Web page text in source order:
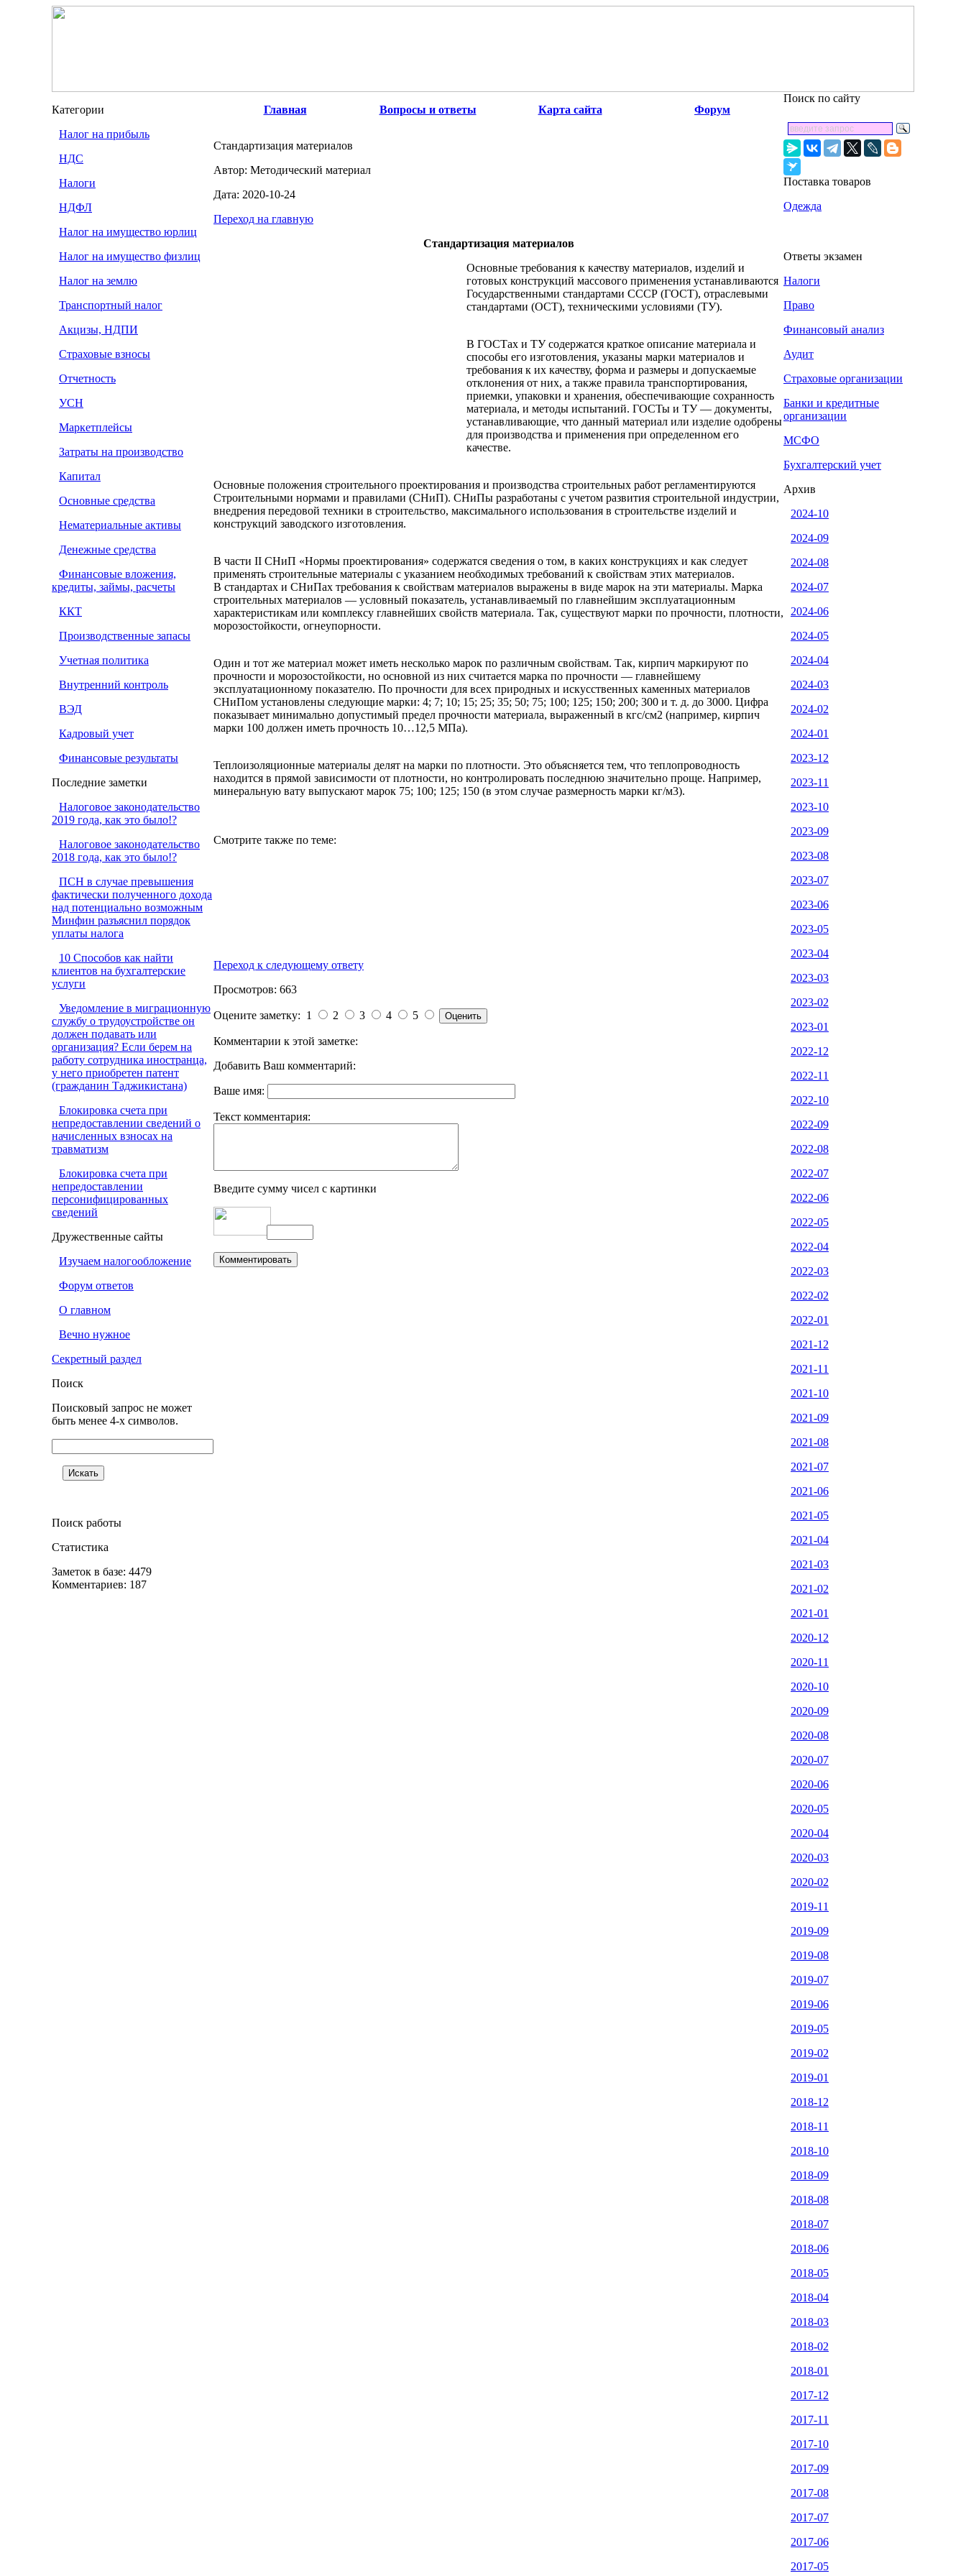
Категории
Налог на прибыль
НДС
Налоги
НДФЛ
Налог на имущество юрлиц
Налог на имущество физлиц
Налог на землю
Транспортный налог
Акцизы, НДПИ
Страховые взносы
Отчетность
УСН
Маркетплейсы
Затраты на производство
Капитал
Основные средства
Нематериальные активы
Денежные средства
Финансовые вложения,
кредиты, займы, расчеты
ККТ
Производственные запасы
Учетная политика
Внутренний контроль
ВЭД
Кадровый учет
Финансовые результаты
Последние заметки
Налоговое законодательство
2019 года, как это было!?
Налоговое законодательство
2018 года, как это было!?
ПСН в случае превышения
фактически полученного дохода
над потенциально возможным
Минфин разъяснил порядок
уплаты налога
10 Способов как найти
клиентов на бухгалтерские
услуги
Уведомление в миграционную
службу о трудоустройстве он
должен подавать или
организация? Если берем на
работу сотрудника иностранца,
у него приобретен патент
(гражданин Таджикистана)
Блокировка счета при
непредоставлении сведений о
начисленных взносах на
травматизм
Блокировка счета при
непредоставлении
персонифицированных
сведений
Дружественные сайты
Изучаем налогообложение
Форум ответов
О главном
Вечно нужное
Секретный раздел
Поиск
Поисковый запрос не может
быть менее 4-х символов.
Поиск работы
Статистика
Заметок в базе: 4479
Комментариев: 187
Главная Вопросы и ответы Карта сайта Форум
Стандартизация материалов
Автор: Методический материал
Дата: 2020-10-24
Переход на главную
Стандартизация материалов
Основные требования к качеству материалов, изделий и
готовых конструкций массового применения устанавливаются
Государственными стандартами СССР (ГОСТ), отраслевыми
стандартами (ОСТ), техническими условиями (ТУ).
В ГОСТах и ТУ содержатся краткое описание материала и
способы его изготовления, указаны марки материалов и
требования к их качеству, форма и размеры и допускаемые
отклонения от них, а также правила транспортирования,
приемки, упаковки и хранения, обеспечивающие сохранность
материала, и методы испытаний. ГОСТы и ТУ — документы,
устанавливающие, что данный материал или изделие одобрены
для производства и применения при определенном его
качестве.
Основные положения строительного проектирования и производства строительных работ регламентируются
Строительными нормами и правилами (СНиП). СНиПы разработаны с учетом развития строительной индустрии,
внедрения передовой техники в строительство, максимального использования в строительстве изделий и
конструкций заводского изготовления.
В части II СНиП «Нормы проектирования» содержатся сведения о том, в каких конструкциях и как следует
применять строительные материалы с указанием необходимых требований к свойствам этих материалов.
В стандартах и СНиПах требования к свойствам материалов выражены в виде марок на эти материалы. Марка
строительных материалов — условный показатель, устанавливаемый по главнейшим эксплуатационным
характеристикам или комплексу главнейших свойств материала. Так, существуют марки по прочности, плотности,
морозостойкости, огнеупорности.
Один и тот же материал может иметь несколько марок по различным свойствам. Так, кирпич маркируют по
прочности и морозостойкости, но основной из них считается марка по прочности — главнейшему
эксплуатационному показателю. По прочности для всех природных и искусственных каменных материалов
СНиПом установлены следующие марки: 4; 7; 10; 15; 25; 35; 50; 75; 100; 125; 150; 200; 300 и т. д. до 3000. Цифра
показывает минимально допустимый предел прочности материала, выраженный в кгс/см2 (например, кирпич
марки 100 должен иметь прочность 10…12,5 МПа).
Теплоизоляционные материалы делят на марки по плотности. Это объясняется тем, что теплопроводность
находится в прямой зависимости от плотности, но контролировать последнюю значительно проще. Например,
минеральную вату выпускают марок 75; 100; 125; 150 (в этом случае размерность марки кг/м3).
Смотрите также по теме:
Переход к следующему ответу
Просмотров: 663
Оцените заметку: 1 2 3 4 5
Комментарии к этой заметке:
Добавить Ваш комментарий:
Ваше имя:
Текст комментария:
Введите сумму чисел с картинки
Поиск по сайту
Поставка товаров
Одежда
Ответы экзамен
Налоги
Право
Финансовый анализ
Аудит
Страховые организации
Банки и кредитные
организации
МСФО
Бухгалтерский учет
Архив
2024-10
2024-09
2024-08
2024-07
2024-06
2024-05
2024-04
2024-03
2024-02
2024-01
2023-12
2023-11
2023-10
2023-09
2023-08
2023-07
2023-06
2023-05
2023-04
2023-03
2023-02
2023-01
2022-12
2022-11
2022-10
2022-09
2022-08
2022-07
2022-06
2022-05
2022-04
2022-03
2022-02
2022-01
2021-12
2021-11
2021-10
2021-09
2021-08
2021-07
2021-06
2021-05
2021-04
2021-03
2021-02
2021-01
2020-12
2020-11
2020-10
2020-09
2020-08
2020-07
2020-06
2020-05
2020-04
2020-03
2020-02
2019-11
2019-09
2019-08
2019-07
2019-06
2019-05
2019-02
2019-01
2018-12
2018-11
2018-10
2018-09
2018-08
2018-07
2018-06
2018-05
2018-04
2018-03
2018-02
2018-01
2017-12
2017-11
2017-10
2017-09
2017-08
2017-07
2017-06
2017-05